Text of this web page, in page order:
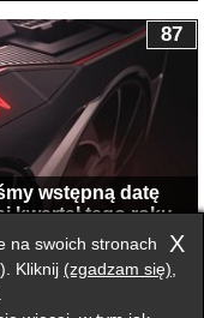
wstępną datę
kwartał tego roku
87
strony
X
na swoich stronach
Kliknij (zgadzam się)